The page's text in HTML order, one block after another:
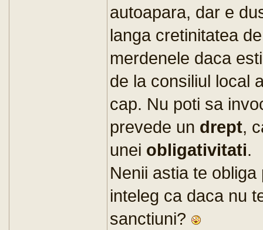
autoapara, dar e
langa cretinitatea
merdenele daca
de la consiliul local
cap. Nu poti sa
prevede un drept,
unei obligativitati.
Nenii astia te
inteleg ca daca nu
sanctiuni?